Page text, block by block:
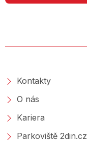
Kontakty
O nás
Kariera
Parkoviště 2din.cz